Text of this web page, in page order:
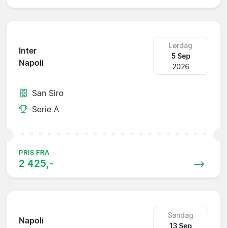
Inter
Napoli
Lørdag
5 Sep
2026
San Siro
Serie A
PRIS FRA
2 425,-
Napoli
Søndag
13 Sep